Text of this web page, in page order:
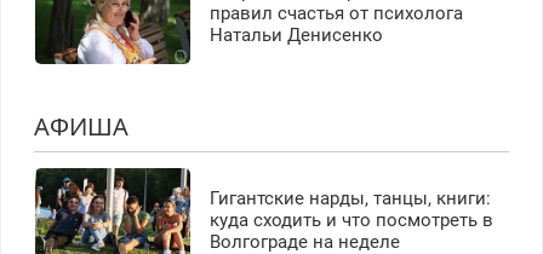
правил счастья от психолога
Натальи Денисенко
АФИША
Гигантские нарды, танцы, книги:
куда сходить и что посмотреть в
Волгограде на неделе